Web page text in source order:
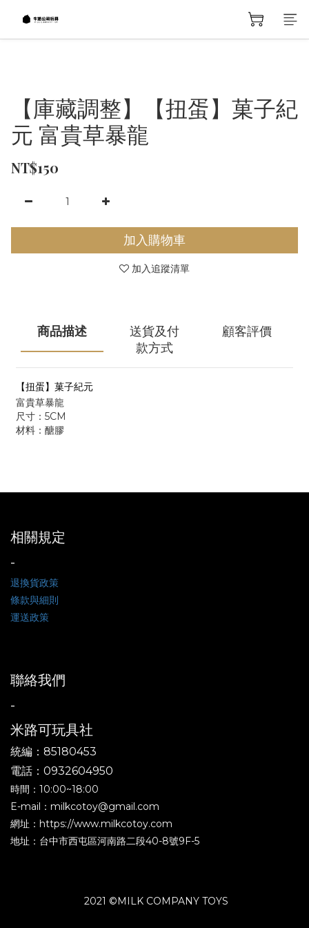
【庫藏調整】【扭蛋】菓子紀
元 富貴草暴龍
NT$150
加入購物車
加入追蹤清單
商品描述
送貨及付
款方式
顧客評價
【扭蛋】菓子紀元
富貴草暴龍
尺寸：5CM
材料：醣膠
相關規定
-
退換貨政策
條款與細則
運送政策
聯絡我們
-
米路可玩具社
統編：85180453
電話：0932604950
時間：10:00~18:00
E-mail：milkcotoy@gmail.com
網址：https://www.milkcotoy.com
地址：台中市西屯區河南路二段40-8號9F-5
2021 ©MILK COMPANY TOYS